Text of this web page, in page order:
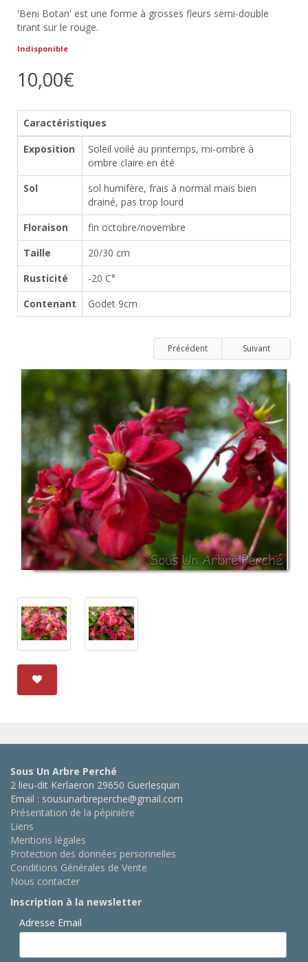
'Beni Botan' est une forme à grosses fleurs semi-double
tirant sur le rouge.
Indisponible
10,00€
Caractéristiques
Exposition
Soleil voilé au printemps, mi-ombre à
ombre claire en été
Sol
sol humifère, frais à normal mais bien
drainé, pas trop lourd
Floraison
fin octobre/novembre
Taille
20/30 cm
Rusticité
-20 C°
Contenant
Godet 9cm
Précédent Suivant
Sous Un Arbre Perché
2 lieu-dit Kerlaeron 29650 Guerlesquin
Email : sousunarbreperche@gmail.com
Présentation de la pépinière
Liens
Mentions légales
Protection des données personnelles
Conditions Générales de Vente
Nous contacter
Inscription à la newsletter
Adresse Email